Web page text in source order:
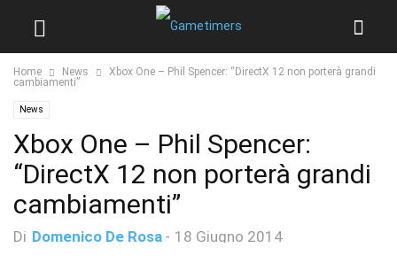
Home News
Xbox One – Phil Spencer: “DirectX 12 non porterà grandi
cambiamenti”
News
Xbox One – Phil Spencer:
“DirectX 12 non porterà grandi
cambiamenti”
Di Domenico De Rosa - 18 Giugno 2014